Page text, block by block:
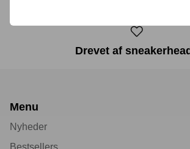
Drevet af
Menu
Nyheder
Bestsellers